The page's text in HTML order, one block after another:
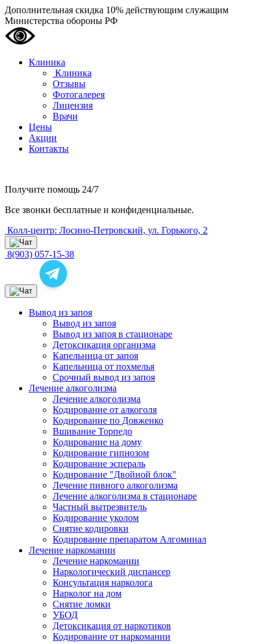
Дополнительная скидка 10% действующим служащим
Министерства обороны РФ
Клиника
Клиника
Отзывы
Фотогалерея
Лицензия
Врачи
Цены
Акции
Контакты
Получите помощь 24/7
Все звонки бесплатные и конфиденциальные.
Колл-центр: Лосино-Петровский, ул. Горького, 2
8(903) 057-15-38
Вывод из запоя
Вывод из запоя
Вывод из запоя в стационаре
Детоксикация организма
Капельница от запоя
Капельница от похмелья
Срочный вывод из запоя
Лечение алкоголизма
Лечение алкоголизма
Кодирование от алкоголя
Кодирование по Довженко
Вшивание Торпедо
Кодирование на дому
Кодирование гипнозом
Кодирование эспераль
Кодирование "Двойной блок"
Лечение пивного алкоголизма
Лечение алкоголизма в стационаре
Частный вытрезвитель
Кодирование уколом
Снятие кодировки
Кодирование препаратом Алгоминал
Лечение наркомании
Лечение наркомании
Наркологический диспансер
Консультация нарколога
Нарколог на дом
Снятие ломки
УБОД
Детоксикация от наркотиков
Кодирование от наркомании